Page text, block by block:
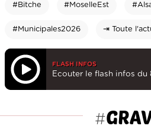
#Bitche #MoselleEst
#Municipales2026 ⇥ Toute
FLASH INFOS
Ecouter le flash infos du
#